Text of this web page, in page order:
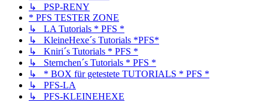
↳ PSP-RENY
* PFS TESTER ZONE
↳ LA Tutorials * PFS *
↳ KleineHexe´s Tutorials *PFS*
↳ Kniri´s Tutorials * PFS *
↳ Sternchen´s Tutorials * PFS *
↳ * BOX für getestete TUTORIALS * PFS *
↳ PFS-LA
↳ PFS-KLEINEHEXE